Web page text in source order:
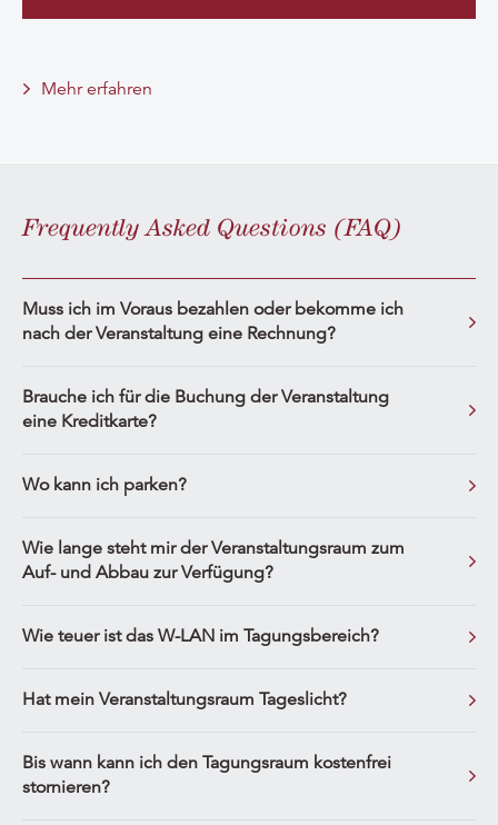
Mehr erfahren
Frequently Asked Questions (FAQ)
Muss ich im Voraus bezahlen oder bekomme ich
nach der Veranstaltung eine Rechnung?
Brauche ich für die Buchung der Veranstaltung
eine Kreditkarte?
Wo kann ich parken?
Wie lange steht mir der Veranstaltungsraum zum
Auf- und Abbau zur Verfügung?
Wie teuer ist das W-LAN im Tagungsbereich?
Hat mein Veranstaltungsraum Tageslicht?
Bis wann kann ich den Tagungsraum kostenfrei
stornieren?